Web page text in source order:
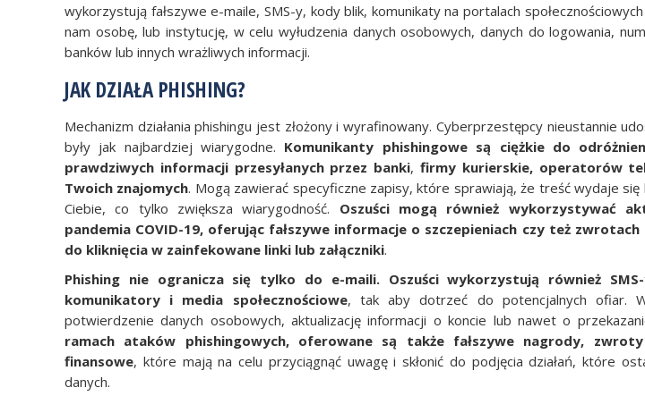
wykorzystują fałszywe e-maile, SMS-y, kody blik, komunikaty na portalach
nam osobę, lub instytucję, w celu wyłudzenia danych osobowych, danych do logowania,
banków lub innych wrażliwych informacji.
JAK DZIAŁA PHISHING?
Mechanizm działania phishingu jest złożony i wyrafinowany. Cyberprzestępcy nieustannie
były jak najbardziej wiarygodne. Komunikanty phishingowe są ciężkie do
prawdziwych informacji przesyłanych przez banki,firmy kurierskie, operatorów
Twoich znajomych. Mogą zawierać specyficzne zapisy, które sprawiają, że treść wydaje
Ciebie, co tylko zwiększa wiarygodność. Oszuści mogą również wykorzystywać
pandemia COVID-19, oferując fałszywe informacje o szczepieniach czy też
do kliknięcia w zainfekowane linki lub załączniki.
Phishing nie ogranicza się tylko do e-maili. Oszuści wykorzystują również
komunikatory i media społecznościowe, tak aby dotrzeć do potencjalnych ofiar.
potwierdzenie danych osobowych, aktualizację informacji o koncie lub nawet o
ramach ataków phishingowych, oferowane są także fałszywe nagrody,
finansowe, które mają na celu przyciągnąć uwagę i skłonić do podjęcia działań, które
danych.